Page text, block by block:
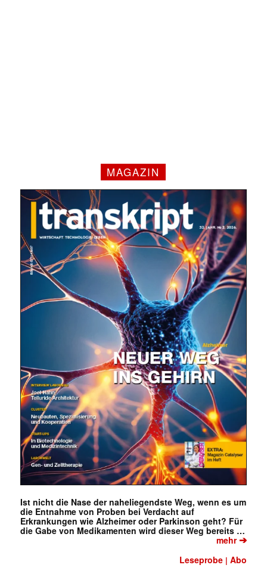
MAGAZIN
Ist nicht die Nase der naheliegendste Weg, wenn es um
die Entnahme von Proben bei Verdacht auf
Erkrankungen wie Alzheimer oder Parkinson geht? Für
die Gabe von Medikamenten wird dieser Weg bereits …
mehr➔
Leseprobe |Abo